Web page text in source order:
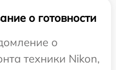
о готовности
о
техники Nikon,